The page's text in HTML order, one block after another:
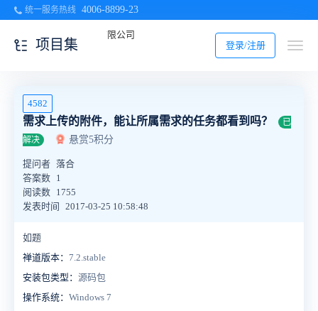
统一服务热线 4006-8899-23
登录/注册
项目集
4582
需求上传的附件，能让所属需求的任务都看到吗？
已
解决
悬赏5积分
提问者 落合
答案数 1
阅读数 1755
发表时间
2017-03-25 10:58:48
如题
禅道版本： 7.2.stable
安装包类型： 源码包
操作系统： Windows 7